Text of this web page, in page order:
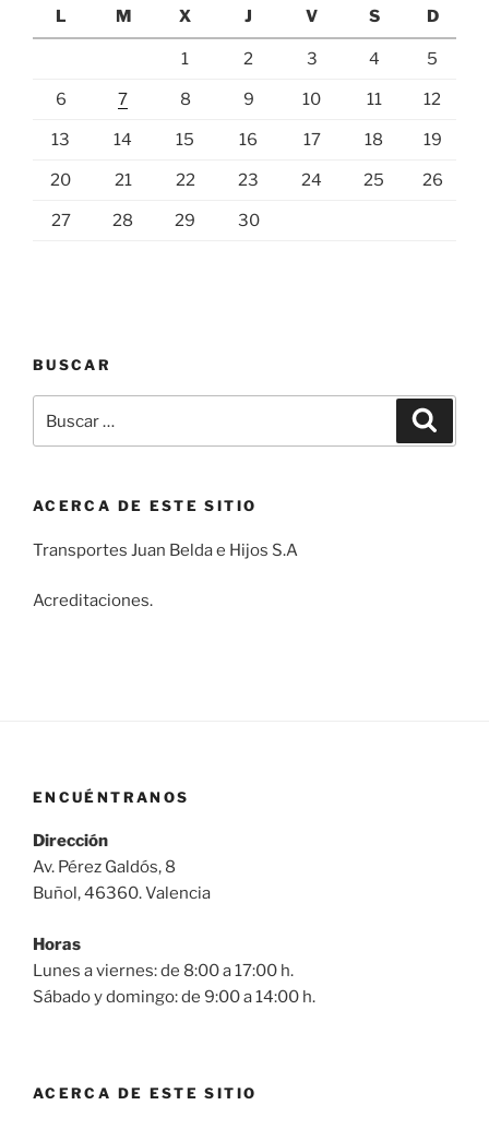
L
M X J V S D
1 2 3 4 5
6 7 8 9 10 11 12
13 14 15 16 17 18 19
20 21 22 23 24 25 26
27 28 29 30
BUSCAR
por:
ACERCA DE ESTE SITIO
Transportes Juan Belda e Hijos S.A
Acreditaciones.
ENCUÉNTRANOS
Dirección
Av. Pérez Galdós, 8
Buñol, 46360. Valencia
Horas
Lunes a viernes: de 8:00 a 17:00 h.
Sábado y domingo: de 9:00 a 14:00 h.
ACERCA DE ESTE SITIO